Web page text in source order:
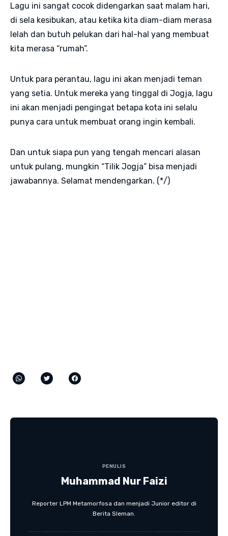
Lagu ini sangat cocok didengarkan saat malam hari,
di sela kesibukan, atau ketika kita diam-diam merasa
lelah dan butuh pelukan dari hal-hal yang membuat
kita merasa “rumah”.
Untuk para perantau, lagu ini akan menjadi teman
yang setia. Untuk mereka yang tinggal di Jogja, lagu
ini akan menjadi pengingat betapa kota ini selalu
punya cara untuk membuat orang ingin kembali.
Dan untuk siapa pun yang tengah mencari alasan
untuk pulang, mungkin “Tilik Jogja” bisa menjadi
jawabannya. Selamat mendengarkan. (*/)
PENULIS
Muhammad Nur Faizi
Reporter LPM Metamorfosa dan menjadi Junior editor di
Berita Sleman.